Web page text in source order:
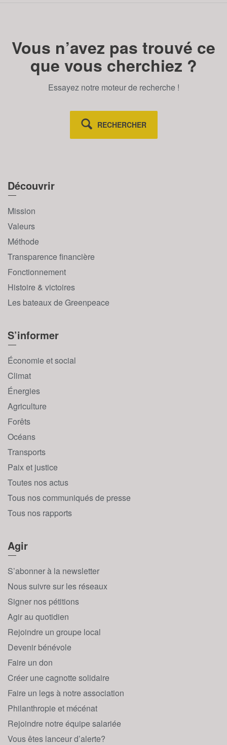
Vous n’avez pas trouvé ce
que vous cherchiez ?
Essayez notre moteur de recherche !
RECHERCHER
Découvrir
Mission
Valeurs
Méthode
Transparence financière
Fonctionnement
Histoire & victoires
Les bateaux de Greenpeace
S’informer
Économie et social
Climat
Énergies
Agriculture
Forêts
Océans
Transports
Paix et justice
Toutes nos actus
Tous nos communiqués de presse
Tous nos rapports
Agir
S’abonner à la newsletter
Nous suivre sur les réseaux
Signer nos pétitions
Agir au quotidien
Rejoindre un groupe local
Devenir bénévole
Faire un don
Créer une cagnotte solidaire
Faire un legs à notre association
Philanthropie et mécénat
Rejoindre notre équipe salariée
Vous êtes lanceur d’alerte?